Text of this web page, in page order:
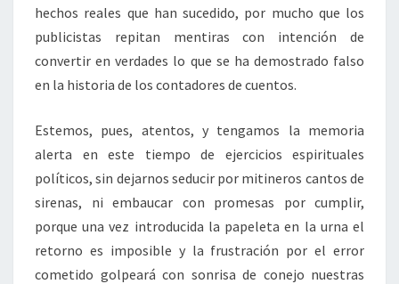
hechos reales que han sucedido, por mucho que los
publicistas repitan mentiras con intención de
convertir en verdades lo que se ha demostrado falso
en la historia de los contadores de cuentos.
Estemos, pues, atentos, y tengamos la memoria
alerta en este tiempo de ejercicios espirituales
políticos, sin dejarnos seducir por mitineros cantos de
sirenas, ni embaucar con promesas por cumplir,
porque una vez introducida la papeleta en la urna el
retorno es imposible y la frustración por el error
cometido golpeará con sonrisa de conejo nuestras